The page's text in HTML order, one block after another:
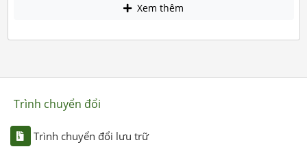
Xem thêm
Trình chuyển đổi
Trình chuyển đổi lưu trữ